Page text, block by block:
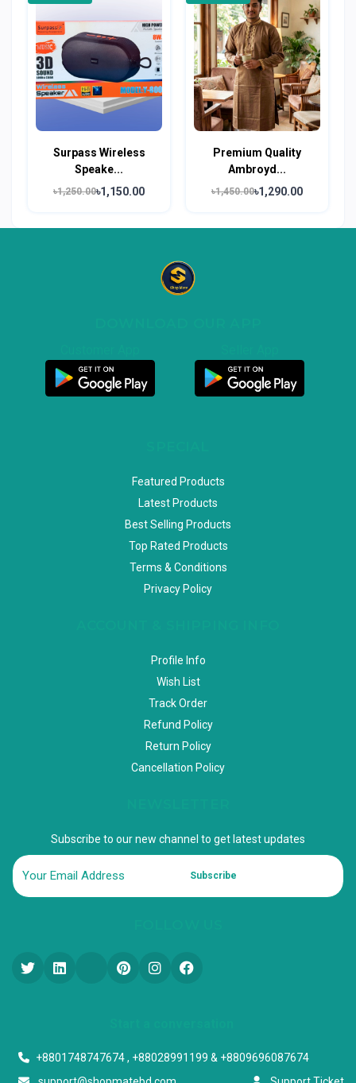
Surpass Wireless
Speake...
৳1,250.00৳1,150.00
Premium Quality
Ambroyd...
৳1,450.00৳1,290.00
Featured Products
Latest Products
Best Selling Products
Top Rated Products
Terms & Conditions
Privacy Policy
Profile Info
Wish List
Track Order
Refund Policy
Return Policy
Cancellation Policy
Subscribe to our new channel to get latest updates
Subscribe
+8801748747674 , +88028991199 & +8809696087674